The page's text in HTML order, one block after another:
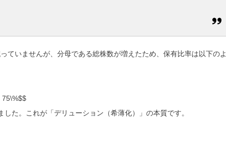
ていませんが、分母である総株数が増えたため、保有比率は以下のよ
75\%$$
した。これが「デリューション（希薄化）」の本質です。